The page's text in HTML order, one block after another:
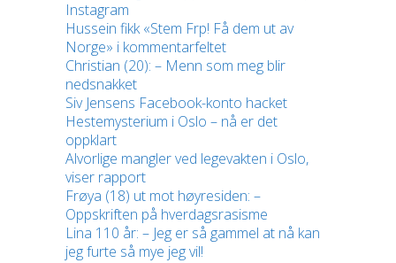
Instagram
Hussein fikk «Stem Frp! Få dem ut av
Norge» i kommentarfeltet
Christian (20): – Menn som meg blir
nedsnakket
Siv Jensens Facebook-konto hacket
Hestemysterium i Oslo – nå er det
oppklart
Alvorlige mangler ved legevakten i Oslo,
viser rapport
Frøya (18) ut mot høyresiden: –
Oppskriften på hverdagsrasisme
Lina 110 år: – Jeg er så gammel at nå kan
jeg furte så mye jeg vil!